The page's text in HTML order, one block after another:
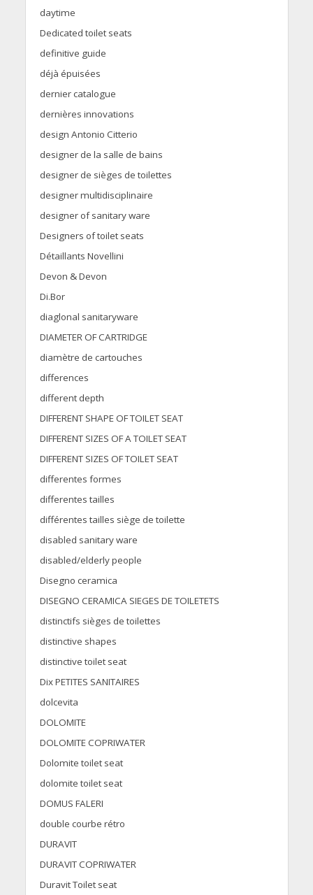
daytime
Dedicated toilet seats
definitive guide
déjà épuisées
dernier catalogue
dernières innovations
design Antonio Citterio
designer de la salle de bains
designer de sièges de toilettes
designer multidisciplinaire
designer of sanitary ware
Designers of toilet seats
Détaillants Novellini
Devon & Devon
Di.Bor
diaglonal sanitaryware
DIAMETER OF CARTRIDGE
diamètre de cartouches
differences
different depth
DIFFERENT SHAPE OF TOILET SEAT
DIFFERENT SIZES OF A TOILET SEAT
DIFFERENT SIZES OF TOILET SEAT
differentes formes
differentes tailles
différentes tailles siège de toilette
disabled sanitary ware
disabled/elderly people
Disegno ceramica
DISEGNO CERAMICA SIEGES DE TOILETETS
distinctifs sièges de toilettes
distinctive shapes
distinctive toilet seat
Dix PETITES SANITAIRES
dolcevita
DOLOMITE
DOLOMITE COPRIWATER
Dolomite toilet seat
dolomite toilet seat
DOMUS FALERI
double courbe rétro
DURAVIT
DURAVIT COPRIWATER
Duravit Toilet seat